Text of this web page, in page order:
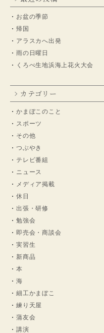
お盆の季節
帰国
アラスカへ出発
雨の日曜日
くろべ生地浜海上花火大会
カテゴリー
かまぼこのこと
スポーツ
その他
つぶやき
テレビ番組
ニュース
メディア掲載
休日
出張・研修
勉強会
即売会・商談会
実習生
新商品
本
海
細工かまぼこ
練り天屋
蒲友会
講演